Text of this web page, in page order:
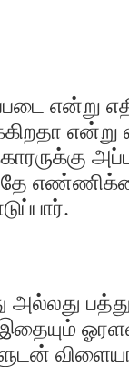
என்று